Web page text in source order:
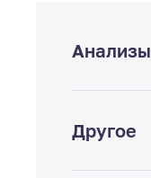
Анализы
Другое